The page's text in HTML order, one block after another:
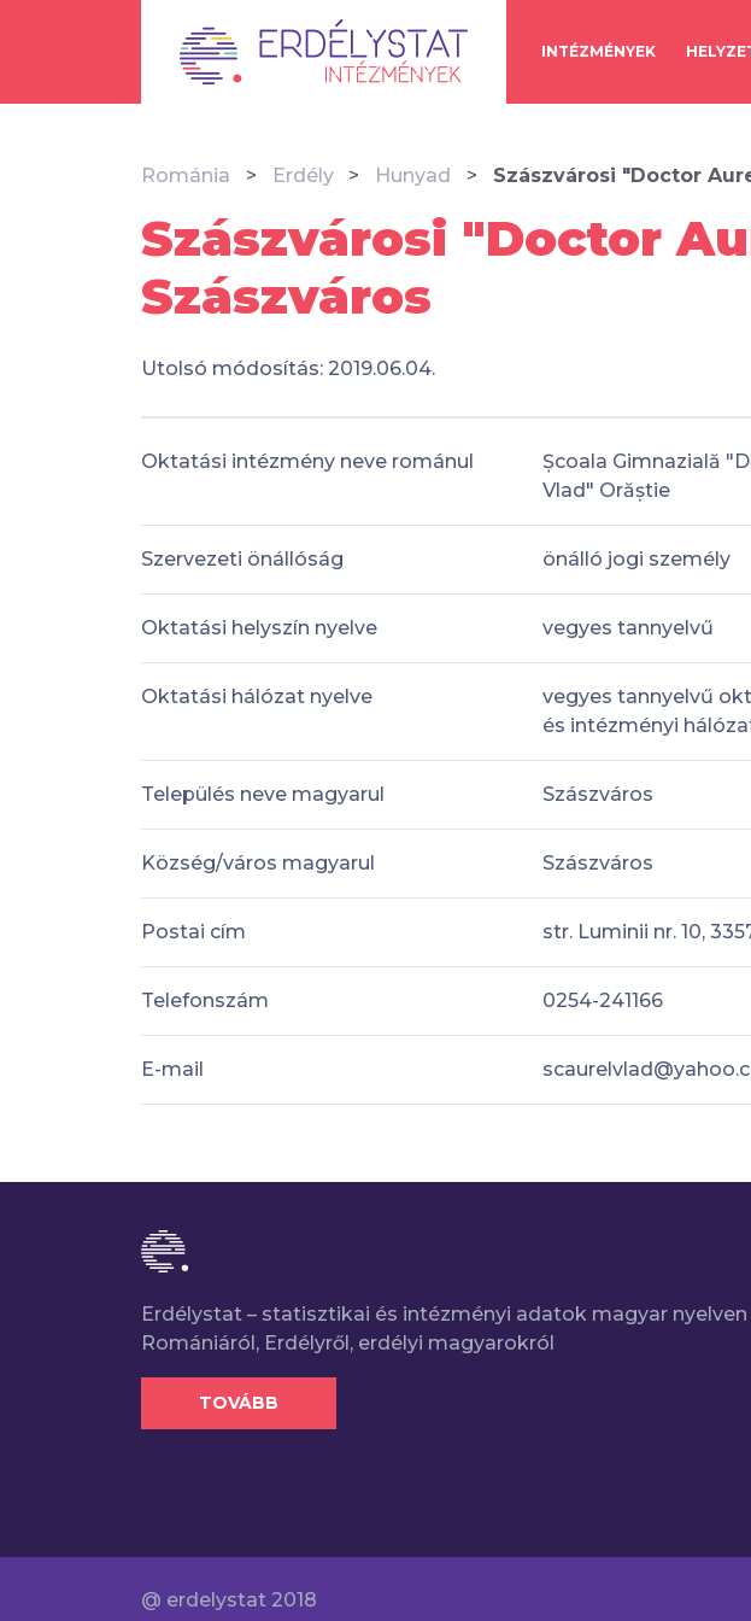
INTÉZMÉNYEK
Románia Erdély Hunyad Szászvárosi "Doctor
Szászvárosi "Doctor
Szászváros
Utolsó módosítás: 2019.06.04.
Oktatási intézmény neve románul
Școala Gimnazială
Vlad" Orăștie
Szervezeti önállóság önálló jogi személy
Oktatási helyszín nyelve vegyes tannyelvű
Oktatási hálózat nyelve
vegyes tannyelvű
és intézményi
Település neve magyarul Szászváros
Község/város magyarul Szászváros
Postai cím str. Luminii nr. 10,
Telefonszám 0254-241166
E-mail
Erdélystat – statisztikai és intézményi adatok magyar nyelven
Romániáról, Erdélyről, erdélyi magyarokról
TOVÁBB
@ erdelystat 2018